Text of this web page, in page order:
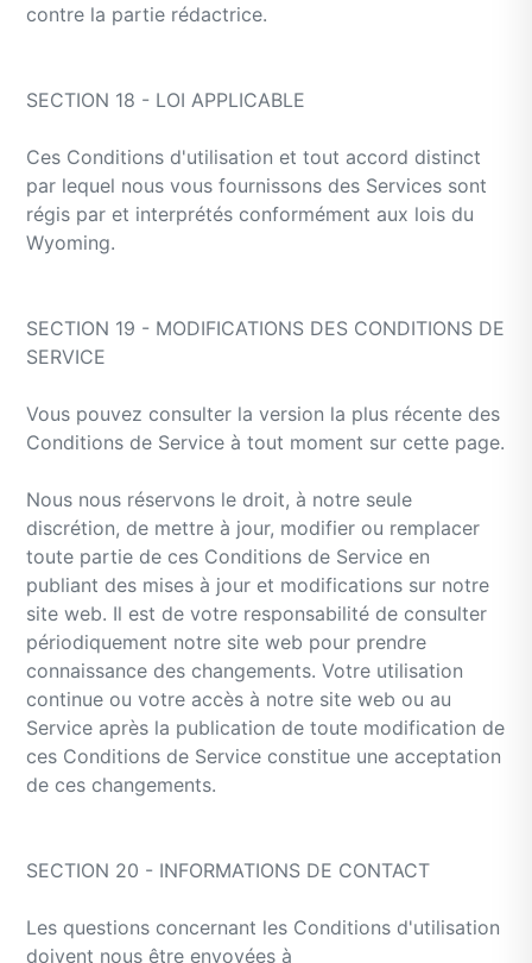
contre la partie rédactrice.
SECTION 18 - LOI APPLICABLE
Ces Conditions d'utilisation et tout accord distinct
par lequel nous vous fournissons des Services sont
régis par et interprétés conformément aux lois du
Wyoming.
SECTION 19 - MODIFICATIONS DES CONDITIONS DE
SERVICE
Vous pouvez consulter la version la plus récente des
Conditions de Service à tout moment sur cette page.
Nous nous réservons le droit, à notre seule
discrétion, de mettre à jour, modifier ou remplacer
toute partie de ces Conditions de Service en
publiant des mises à jour et modifications sur notre
site web. Il est de votre responsabilité de consulter
périodiquement notre site web pour prendre
connaissance des changements. Votre utilisation
continue ou votre accès à notre site web ou au
Service après la publication de toute modification de
ces Conditions de Service constitue une acceptation
de ces changements.
SECTION 20 - INFORMATIONS DE CONTACT
Les questions concernant les Conditions d'utilisation
doivent nous être envoyées à